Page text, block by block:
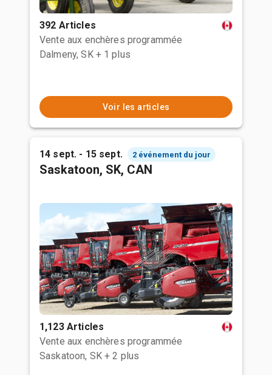
392 Articles
Vente aux enchères programmée
Dalmeny, SK + 1 plus
Voir les articles
14 sept. - 15 sept. 2 événement du jour
Saskatoon, SK, CAN
1,123 Articles
Vente aux enchères programmée
Saskatoon, SK + 2 plus